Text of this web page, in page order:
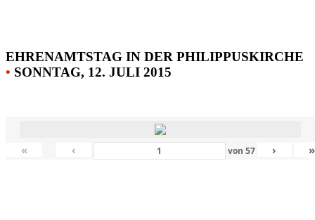
EHRENAMTSTAG IN DER PHILIPPUSKIRCHE
• SONNTAG, 12. JULI 2015
« ‹ von 57 › »